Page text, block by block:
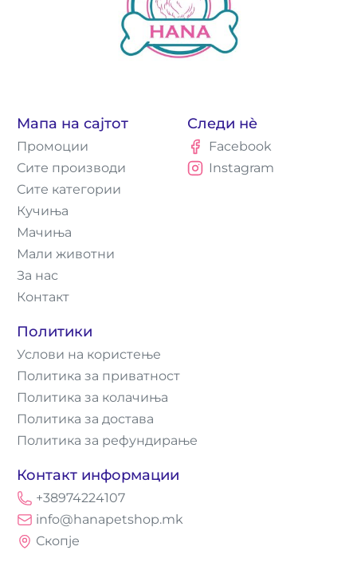
Мапа на сајтот
Промоции
Сите производи
Сите категории
Кучиња
Мачиња
Мали животни
За нас
Контакт
Политики
Услови на користење
Политика за приватност
Политика за колачиња
Политика за достава
Политика за рефундирање
Контакт информации
+38974224107
info@hanapetshop.mk
Скопје
Следи нè
Facebook
Instagram